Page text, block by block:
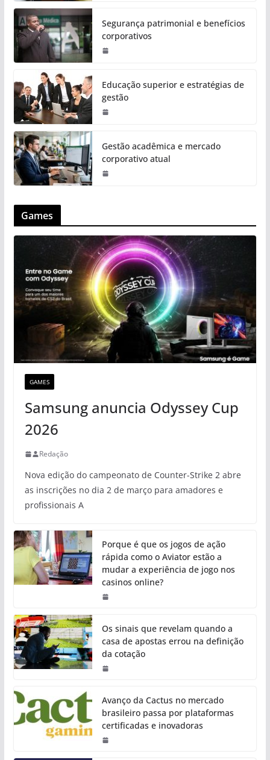
Segurança patrimonial e benefícios
corporativos
Educação superior e estratégias de
gestão
Gestão acadêmica e mercado
corporativo atual
Games
GAMES
Samsung anuncia Odyssey Cup
2026
Redação
Nova edição do campeonato de Counter-Strike 2 abre
as inscrições no dia 2 de março para amadores e
profissionais A
Porque é que os jogos de ação
rápida como o Aviator estão a
mudar a experiência de jogo nos
casinos online?
Os sinais que revelam quando a
casa de apostas errou na definição
da cotação
Avanço da Cactus no mercado
brasileiro passa por plataformas
certificadas e inovadoras